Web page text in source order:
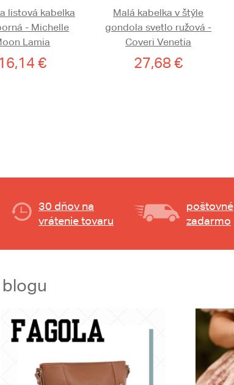
listová kabelka
- Michelle
Lamia
€
Malá kabelka v štýle
gondola svetlo ružová -
Coveri Venetia
27,68 €
30 dňov na
vrátenie tovaru
poštovné
zadarmo